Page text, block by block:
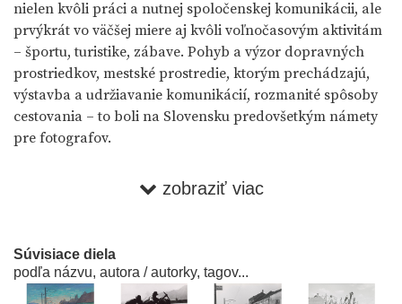
nielen kvôli práci a nutnej spoločenskej komunikácii, ale
prvýkrát vo väčšej miere aj kvôli voľnočasovým aktivitám
– športu, turistike, zábave. Pohyb a výzor dopravných
prostriedkov, mestské prostredie, ktorým prechádzajú,
výstavba a udržiavanie komunikácií, rozmanité spôsoby
cestovania – to boli na Slovensku predovšetkým námety
pre fotografov.
sústavne venoval téme pohybu a transportu. Objektívu
No azda najčistejší symbol novej mobility, prienik do
netušených priestorov vytvoril jeden z prvých
zobraziť viac
Súvisiace diela
podľa názvu, autora / autorky, tagov...